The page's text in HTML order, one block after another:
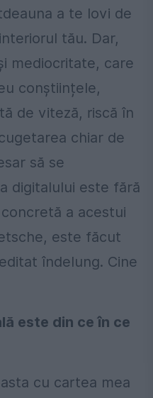
a te lovi de
tău. Dar,
mediocritate, care
conștiințele,
de viteză, riscă în
chiar de
să se
digitalului este fără
a acestui
este făcut
îndelung. Cine
este din ce în ce
cu cartea mea